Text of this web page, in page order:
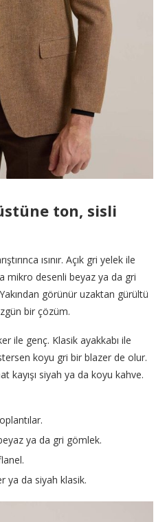
ton, sisli
ısınır. Açık gri yelek ile
mikro desenli beyaz ya da gri
görünür uzaktan gürültü
bir çözüm.
ile genç. Klasik ayakkabı ile
koyu gri bir blazer de olur.
kayışı siyah ya da koyu kahve.
ya da gri gömlek.
ya da siyah klasik.